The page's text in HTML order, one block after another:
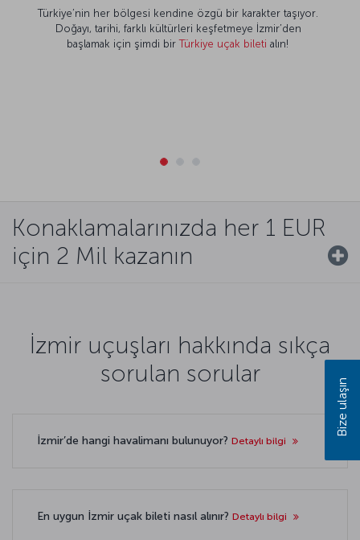
Türkiye’nin her bölgesi kendine özgü bir karakter taşıyor.
Doğayı, tarihi, farklı kültürleri keşfetmeye İzmir’den
başlamak için şimdi birTürkiye uçak bileti alın!
Konaklamalarınızda her 1 EUR
için 2 Mil kazanın
İzmir uçuşları hakkında sıkça
sorulan sorular
İzmir’de hangi havalimanı bulunuyor? Detaylı bilgi
En uygun İzmir uçak bileti nasıl alınır? Detaylı bilgi
Bize ulaşın